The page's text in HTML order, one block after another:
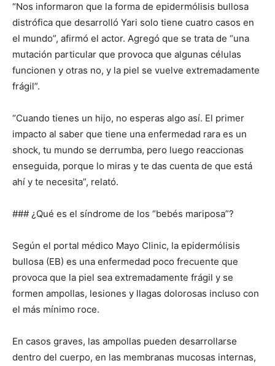
“Nos informaron que la forma de epidermólisis bullosa
distrófica que desarrolló Yari solo tiene cuatro casos en
el mundo”, afirmó el actor. Agregó que se trata de “una
mutación particular que provoca que algunas células
funcionen y otras no, y la piel se vuelve extremadamente
frágil”.
“Cuando tienes un hijo, no esperas algo así. El primer
impacto al saber que tiene una enfermedad rara es un
shock, tu mundo se derrumba, pero luego reaccionas
enseguida, porque lo miras y te das cuenta de que está
ahí y te necesita”, relató.
### ¿Qué es el síndrome de los “bebés mariposa”?
Según el portal médico Mayo Clinic, la epidermólisis
bullosa (EB) es una enfermedad poco frecuente que
provoca que la piel sea extremadamente frágil y se
formen ampollas, lesiones y llagas dolorosas incluso con
el más mínimo roce.
En casos graves, las ampollas pueden desarrollarse
dentro del cuerpo, en las membranas mucosas internas,